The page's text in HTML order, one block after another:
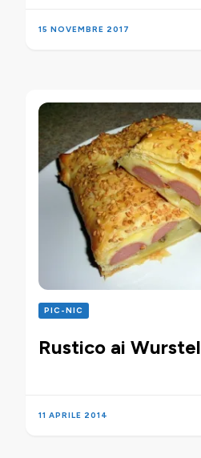
15 NOVEMBRE 2017
PIC-NIC
Rustico ai Wurstel
11 APRILE 2014